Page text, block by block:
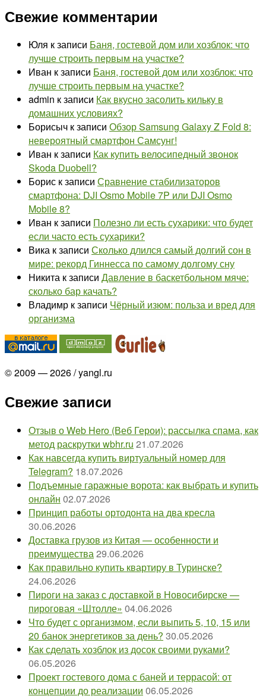
Свежие комментарии
Юля к записи Баня, гостевой дом или хозблок: что
лучше строить первым на участке?
Иван к записи Баня, гостевой дом или хозблок: что
лучше строить первым на участке?
admin к записи Как вкусно засолить кильку в
домашних условиях?
Борисыч к записи Обзор Samsung Galaxy Z Fold 8:
невероятный смартфон Самсунг!
Иван к записи Как купить велосипедный звонок
Skoda Duobell?
Борис к записи Сравнение стабилизаторов
смартфона: DJI Osmo Mobile 7P или DJI Osmo
Mobile 8?
Иван к записи Полезно ли есть сухарики: что будет
если часто есть сухарики?
Вика к записи Сколько длился самый долгий сон в
мире: рекорд Гиннесса по самому долгому сну
Никита к записи Давление в баскетбольном мяче:
сколько бар качать?
Владимр к записи Чёрный изюм: польза и вред для
организма
© 2009 — 2026 / yangl.ru
Свежие записи
Отзыв о Web Hero (Веб Герои): рассылка спама, как
метод раскрутки wbhr.ru 21.07.2026
Как навсегда купить виртуальный номер для
Telegram? 18.07.2026
Подъемные гаражные ворота: как выбрать и купить
онлайн 02.07.2026
Принцип работы ортодонта на два кресла
30.06.2026
Доставка грузов из Китая — особенности и
преимущества29.06.2026
Как правильно купить квартиру в Туринске?
24.06.2026
Пироги на заказ с доставкой в Новосибирске —
пироговая «Штолле» 04.06.2026
Что будет с организмом, если выпить 5, 10, 15 или
20 банок энергетиков за день? 30.05.2026
Как сделать хозблок из досок своими руками?
06.05.2026
Проект гостевого дома с баней и террасой: от
концепции до реализации 06.05.2026